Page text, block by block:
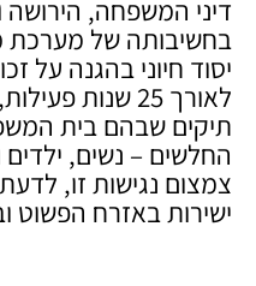
דיני המשפחה, הירושה
בחשיבותה של מערכת
יסוד חיוני בהגנה על
לאורך 25 שנות
תיקים שבהם בית
החלשים – נשים, ילדים
צמצום נגישות זו,
ישירות באזרח הפשוט